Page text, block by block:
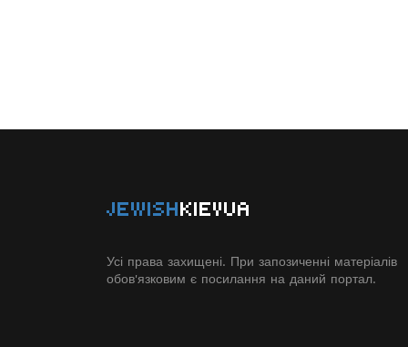
JEWISHKIEVUA
Усі права захищені. При запозиченні матеріалів
обов'язковим є посилання на даний портал.